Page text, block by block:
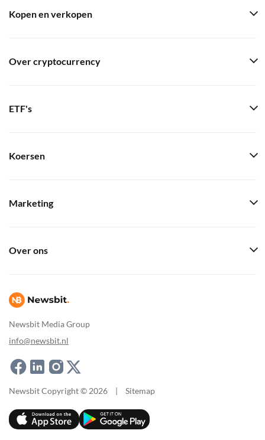
Newsbit Media Group
info@newsbit.nl
Kopen en verkopen
Over cryptocurrency
ETF's
Koersen
Marketing
Over ons
Newsbit Copyright © 2026 | Sitemap